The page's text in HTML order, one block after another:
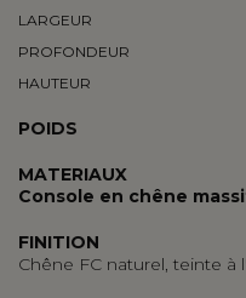
LARGEUR
PROFONDEUR
HAUTEUR
POIDS
MATERIAUX
Console en chêne
FINITION
Chêne FC naturel, teinte à